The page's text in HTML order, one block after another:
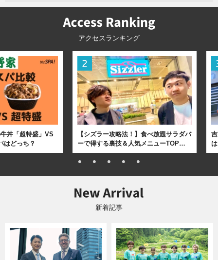
アクセスランキング
丼「超特盛」VS
はどっち？
【シズラー攻略法！】食べ放題サラダバ
ーで得する裏技＆人気メニューTOP…
新着記事